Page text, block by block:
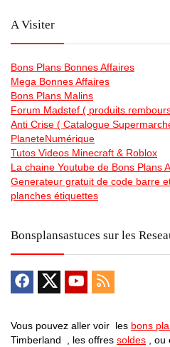
A Visiter
Bons Plans Bonnes Affaires
Mega Bonnes Affaires
Bons Plans Malins
Forum Madstef ( produits
Anti Crise ( Catalogue
PlaneteNumérique
Tutos Videos Minecraft & Roblox
La chaine Youtube de Bons Plans
Generateur gratuit de code barre
planches étiquettes
Bonsplansastuces sur les
Vous pouvez aller voir les bons
Timberland , les offres soldes , ou